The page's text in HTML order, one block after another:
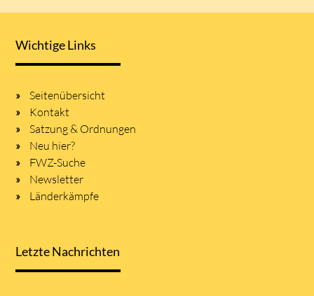
Wichtige Links
Seitenübersicht
Kontakt
Satzung & Ordnungen
Neu hier?
FWZ-Suche
Newsletter
Länderkämpfe
Letzte Nachrichten